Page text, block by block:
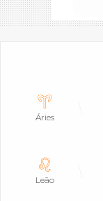
Áries
Leão